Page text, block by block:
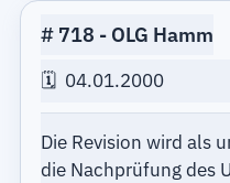
718 OLG Hamm
04.01.2000
Die Revision wird als
die Nachprüfung des